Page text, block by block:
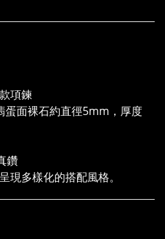
項鍊
蛋面裸石約直徑5mm，厚度
鑽
現多樣化的搭配風格。